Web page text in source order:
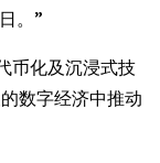
。”
币化及沉浸式技
数字经济中推动